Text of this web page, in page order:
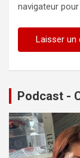
navigateur
Podcast -